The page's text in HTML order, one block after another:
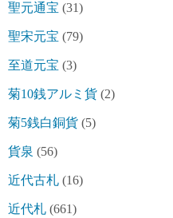
聖元通宝 (31)
聖宋元宝 (79)
至道元宝 (3)
菊10銭アルミ貨 (2)
菊5銭白銅貨 (5)
貨泉 (56)
近代古札 (16)
近代札 (661)